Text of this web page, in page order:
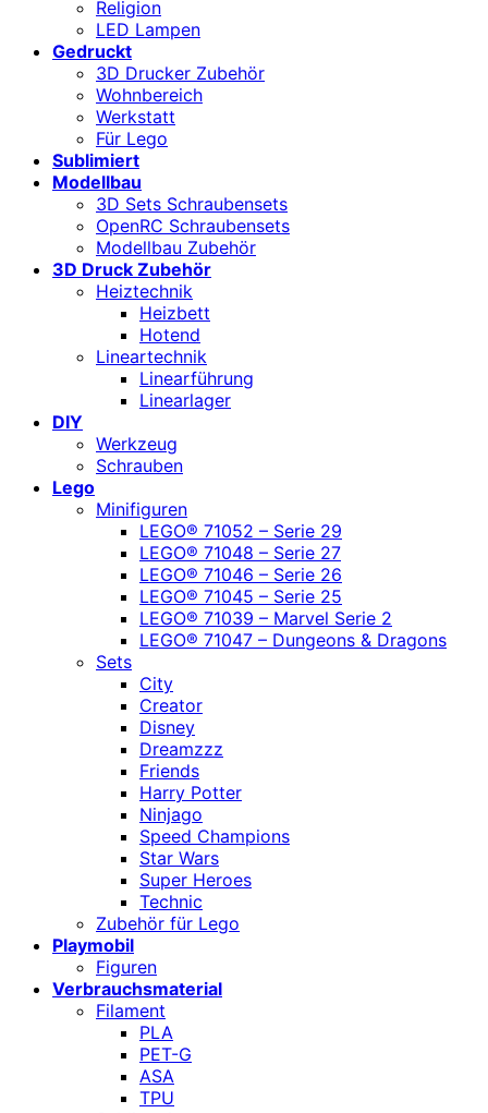
Religion
LED Lampen
Gedruckt
3D Drucker Zubehör
Wohnbereich
Werkstatt
Für Lego
Sublimiert
Modellbau
3D Sets Schraubensets
OpenRC Schraubensets
Modellbau Zubehör
3D Druck Zubehör
Heiztechnik
Heizbett
Hotend
Lineartechnik
Linearführung
Linearlager
DIY
Werkzeug
Schrauben
Lego
Minifiguren
LEGO® 71052 – Serie 29
LEGO® 71048 – Serie 27
LEGO® 71046 – Serie 26
LEGO® 71045 – Serie 25
LEGO® 71039 – Marvel Serie 2
LEGO® 71047 – Dungeons & Dragons
Sets
City
Creator
Disney
Dreamzzz
Friends
Harry Potter
Ninjago
Speed Champions
Star Wars
Super Heroes
Technic
Zubehör für Lego
Playmobil
Figuren
Verbrauchsmaterial
Filament
PLA
PET-G
ASA
TPU